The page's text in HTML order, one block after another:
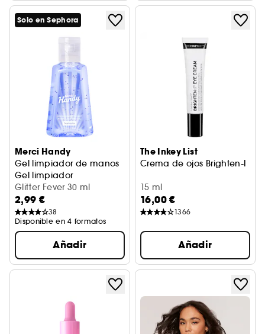
Solo en Sephora
Merci Handy
Gel limpiador de manos
Gel limpiador
Glitter Fever 30 ml
2,99 €
38
Disponible en 4 formatos
Añadir
The Inkey List
Crema de ojos Brighten-I
15 ml
16,00 €
1366
Añadir